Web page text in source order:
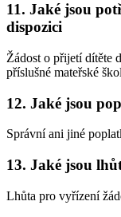
11. Jaké jsou
dispozici
Žádost o přijetí dítěte
příslušné mateřské
12. Jaké jsou
Správní ani jiné
13. Jaké jsou
Lhůta pro vyřízení